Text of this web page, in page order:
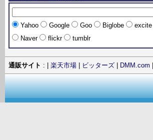
Yahoo Google Goo Biglobe excite
Naver
flickr tumblr
通販サイト : | 楽天市場 ビッターズ DMM.com